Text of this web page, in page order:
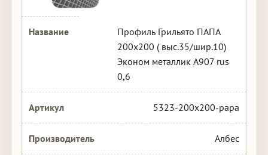
Профиль Грильято ПАПА
200х200 ( выс.35/шир.10)
Эконом металлик А907 rus
0,6
5323-200x200-papa
Албес